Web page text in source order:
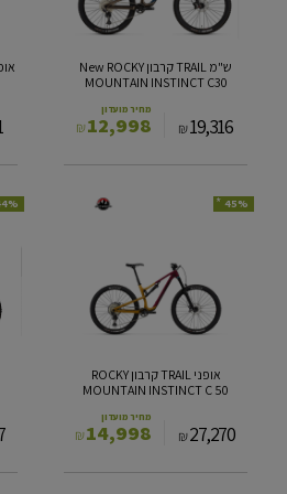
MOUNTAIN
INSTINCT
ש"מ TRAIL קרבון New ROCKY
MOUNTAIN INSTINCT C30
מחיר מועדון
12,998
₪ 19,316
₪
MOUNTAIN
INSTINCT
אופני TRAIL קרבון ROCKY
MOUNTAIN INSTINCT C 50
מחיר מועדון
14,998
₪ 27,270
₪
45%
*